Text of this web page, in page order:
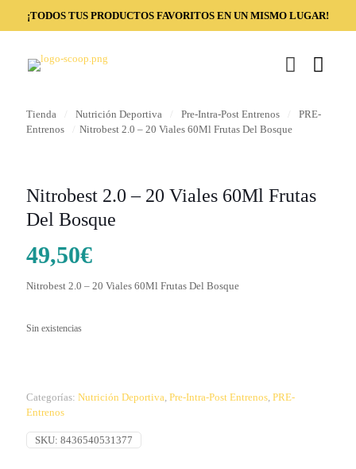
¡TODOS TUS PRODUCTOS FAVORITOS EN UN MISMO LUGAR!
Tienda Nutrición Deportiva Pre-Intra-Post Entrenos
PRE-
Entrenos
Nitrobest 2.0 – 20 Viales 60Ml Frutas Del Bosque
Nitrobest 2.0 – 20 Viales 60Ml Frutas
Del Bosque
49,50€
Nitrobest 2.0 – 20 Viales 60Ml Frutas Del Bosque
Sin existencias
Categorías: Nutrición Deportiva, Pre-Intra-Post Entrenos, PRE-
Entrenos
SKU: 8436540531377